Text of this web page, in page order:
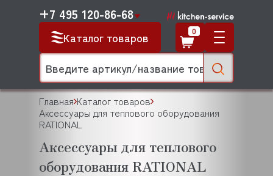
Каталог товаров
+7 495 120-86-68
0
Главная Каталог товаров
Аксессуары для теплового оборудования
RATIONAL
Аксессуары для теплового
оборудования RATIONAL